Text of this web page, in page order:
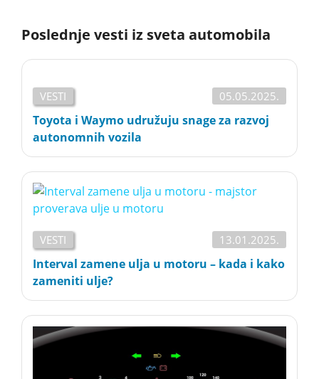
Poslednje vesti iz sveta automobila
VESTI 05.05.2025.
Toyota i Waymo udružuju snage za razvoj
autonomnih vozila
VESTI 13.01.2025.
Interval zamene ulja u motoru – kada i kako
zameniti ulje?